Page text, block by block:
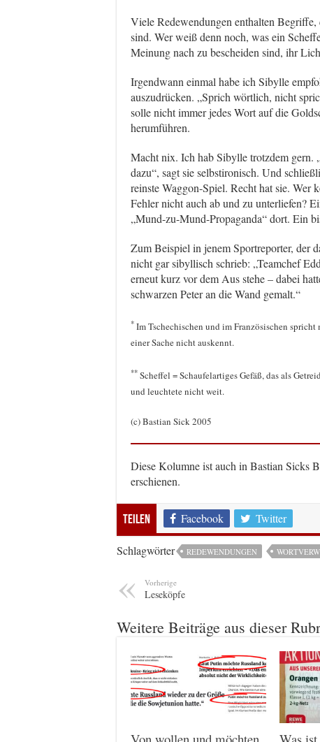
Viele Redewendungen enthalten Begriffe,
sind. Wer weiß denn noch, was ein
Meinung nach zu bescheiden sind, ihr
Irgendwann einmal habe ich Sibylle
auszudrücken. „Sprich wörtlich, nicht
solle nicht immer jedes Wort auf die
herumführen.
Macht nix. Ich hab Sibylle trotzdem
dazu“, sagt sie selbstironisch. Und
reinste Waggon-Spiel. Recht hat sie. Wer
Fehler nicht auch ab und zu unterliefen?
„Mund-zu-Mund-Propaganda“ dort. Ein
Zum Beispiel in jenem Sportreporter, der
nicht gar sibyllisch schrieb: „Teamchef
erneut kurz vor dem Aus stehe – dabei
schwarzen Peter an die Wand gemalt.“
* Im Tschechischen und im Französischen
einer Sache nicht auskennt.
** Scheffel = Schaufelartiges Gefäß, das als
und leuchtete nicht weit.
(c) Bastian Sick 2005
Diese Kolumne ist auch in Bastian Sicks
erschienen.
Teilen Facebook Twitter
Schlagwörter REDEWENDUNGEN
Vorherige
Leseköpfe
Weitere Beiträge aus dieser